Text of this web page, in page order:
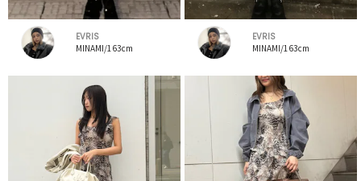
EVRIS
MINAMI/163cm
EVRIS
MINAMI/163cm